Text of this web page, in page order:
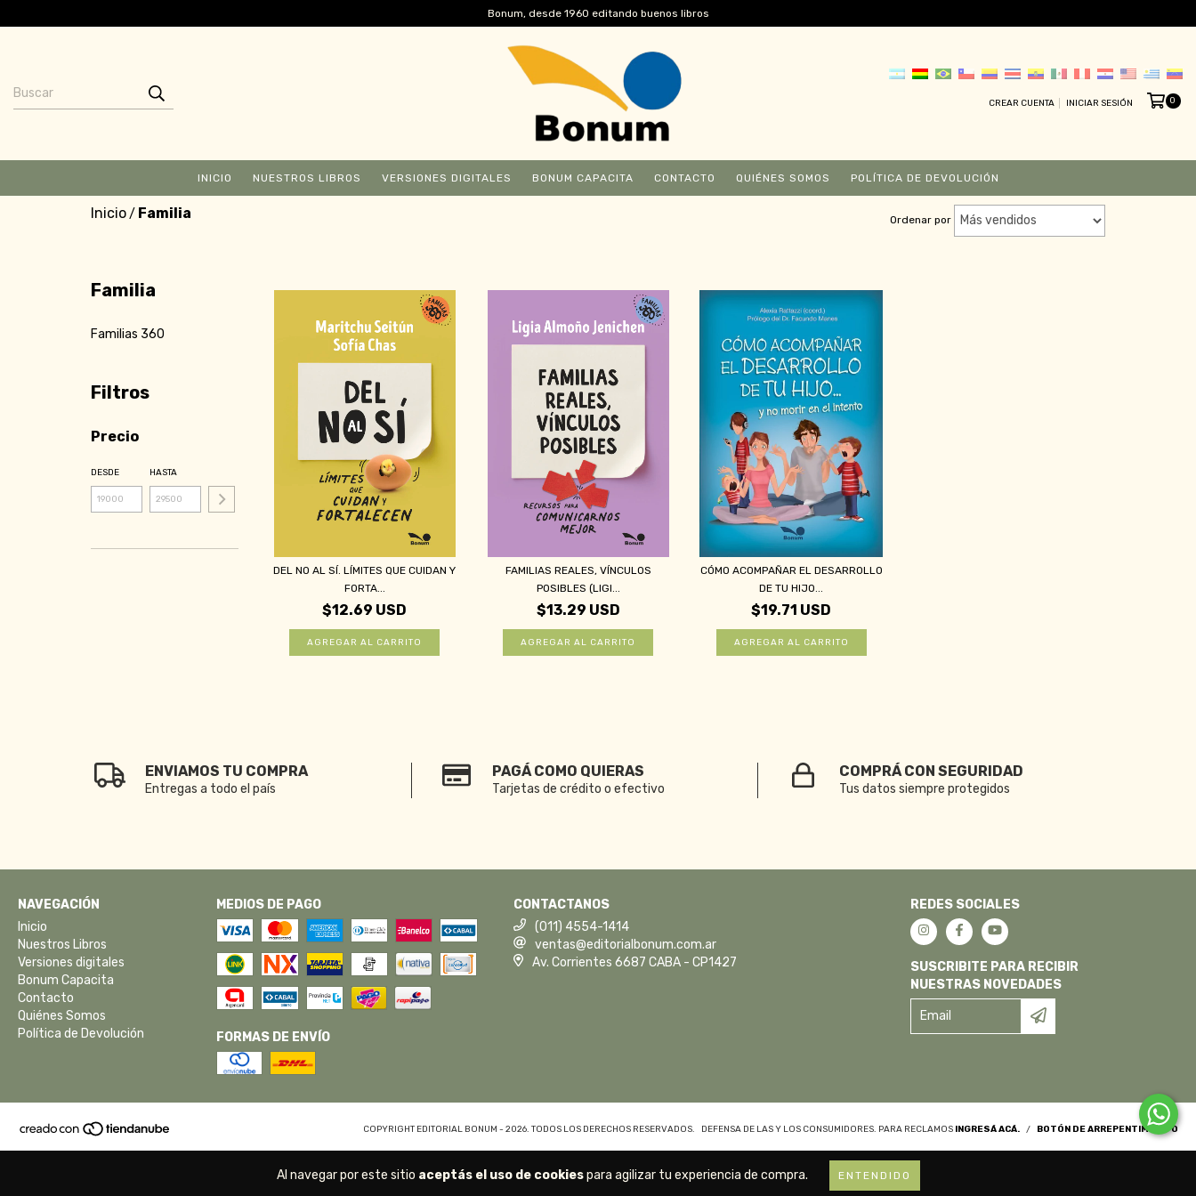
Al navegar por este sitio aceptás el uso de cookiespara agilizar tu experiencia de compra. ENTENDIDO
Bonum, desde 1960 editando buenos libros
CREAR CUENTA INICIAR SESIÓN 0
INICIO NUESTROS LIBROS VERSIONES DIGITALES BONUM CAPACITA CONTACTO QUIÉNES SOMOS POLÍTICA DE DEVOLUCIÓN
Inicio/ Familia Ordenar por
Familia
Familias 360
Filtros
Precio
DESDE HASTA
DEL NO AL SÍ. LÍMITES QUE CUIDAN Y
FORTA...
$12.69 USD
FAMILIAS REALES, VÍNCULOS
POSIBLES (LIGI...
$13.29 USD
CÓMO ACOMPAÑAR EL DESARROLLO
DE TU HIJO...
$19.71 USD
ENVIAMOS TU COMPRA
Entregas a todo el país
PAGÁ COMO QUIERAS
Tarjetas de crédito o efectivo
COMPRÁ CON SEGURIDAD
Tus datos siempre protegidos
NAVEGACIÓN
Inicio
Nuestros Libros
Versiones digitales
Bonum Capacita
Contacto
Quiénes Somos
Política de Devolución
MEDIOS DE PAGO
FORMAS DE ENVÍO
CONTACTANOS
(011) 4554-1414
ventas@editorialbonum.com.ar
Av. Corrientes 6687 CABA - CP1427
REDES SOCIALES
SUSCRIBITE PARA RECIBIR
NUESTRAS NOVEDADES
COPYRIGHT EDITORIAL BONUM - 2026. TODOS LOS DERECHOS RESERVADOS. DEFENSA DE LAS Y LOS CONSUMIDORES. PARA RECLAMOS INGRESÁ ACÁ. / BOTÓN DE ARREPENTIMIENTO